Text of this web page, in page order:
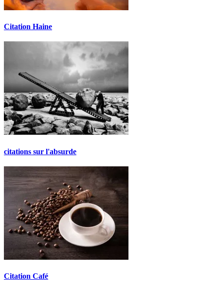
Citation Haine
citations sur l'absurde
Citation Café